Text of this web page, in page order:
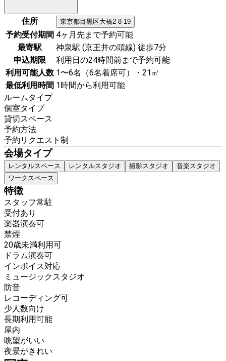
住所 東京都目黒区大橋2-8-19
予約受付期間 4ヶ月先まで予約可能
最寄駅
神泉駅 (京王井の頭線) 徒歩7分
申込期限
利用日の24時間前まで予約可能
利用可能人数 1〜6名（6名着席可）・21㎡
最低利用時間 1時間から利用可能
ルームタイプ
個室タイプ
貸切スペース
予約方法
予約リクエスト制
会場タイプ
レンタルスペース レンタルスタジオ 撮影スタジオ
音楽スタジオ
ワークスペース
特徴
スタッフ常駐
受付あり
楽器演奏可
禁煙
20歳未満利用可
ドラム演奏可
インボイス対応
ミュージックスタジオ
防音
レコーディング可
少人数向け
長期利用可能
屋内
眺望がいい
夜景がきれい